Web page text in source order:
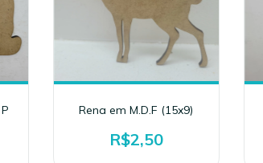
Rena em M.D.F (15x9)
R$2,50